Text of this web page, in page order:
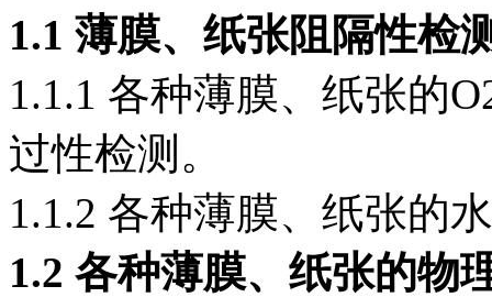
1.1 薄膜、纸张阻隔性检
1.1.1 各种薄膜、纸张的
过性检测。
1.1.2 各种薄膜、纸张的
1.2 各种薄膜、纸张的物